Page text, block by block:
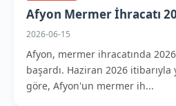
Afyon Mermer İhracatı
2026-06-15
Afyon, mermer ihracatında
başardı. Haziran 2026 itibarıyla
göre, Afyon'un mermer ih...